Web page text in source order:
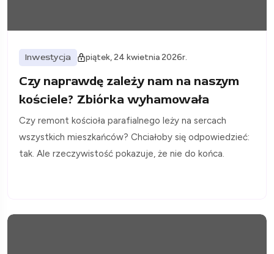
Inwestycja piątek, 24 kwietnia 2026r.
Czy naprawdę zależy nam na naszym
kościele? Zbiórka wyhamowała
Czy remont kościoła parafialnego leży na sercach
wszystkich mieszkańców? Chciałoby się odpowiedzieć:
tak. Ale rzeczywistość pokazuje, że nie do końca.